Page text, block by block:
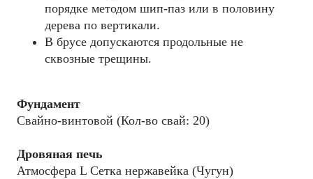
порядке методом шип-паз или в половину
дерева по вертикали.
В брусе допускаются продольные не
сквозные трещины.
Фундамент
Свайно-винтовой (Кол-во свай: 20)
Дровяная печь
Атмосфера L Сетка нержавейка (Чугун)